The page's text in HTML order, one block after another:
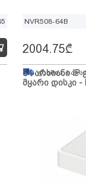
NVR508-64B
64 არხიანი IP
მყარი დისკი -
2004.75₾
გზაშია,